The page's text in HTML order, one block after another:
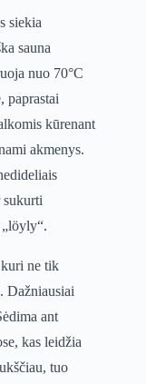
siekia
sauna
nuo 70°C
paprastai
kūrenant
akmenys.
sukurti
kuri ne tik
Dažniausiai
ant
kas leidžia
tuo